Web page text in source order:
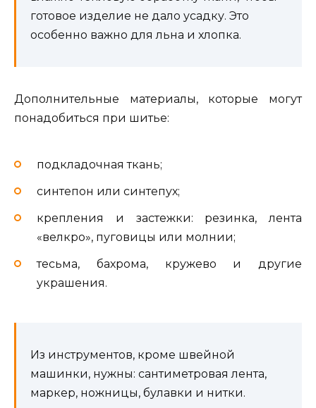
готовое изделие не дало усадку. Это
особенно важно для льна и хлопка.
Дополнительные материалы, которые могут
понадобиться при шитье:
подкладочная ткань;
синтепон или синтепух;
крепления и застежки: резинка, лента
«велкро», пуговицы или молнии;
тесьма, бахрома, кружево и другие
украшения.
Из инструментов, кроме швейной
машинки, нужны: сантиметровая лента,
маркер, ножницы, булавки и нитки.